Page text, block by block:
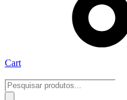
Cart
Pesquisar
produtos